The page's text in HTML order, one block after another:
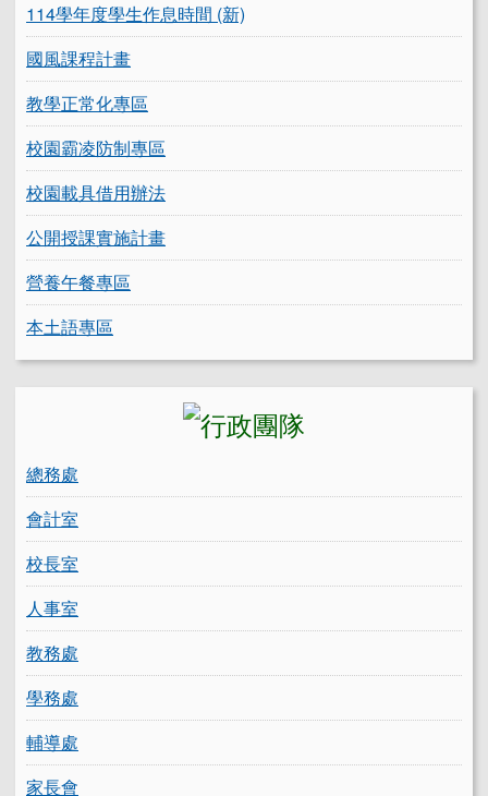
114學年度學生作息時間 (新)
國風課程計畫
教學正常化專區
校園霸凌防制專區
校園載具借用辦法
公開授課實施計畫
營養午餐專區
本土語專區
總務處
會計室
校長室
人事室
教務處
學務處
輔導處
家長會